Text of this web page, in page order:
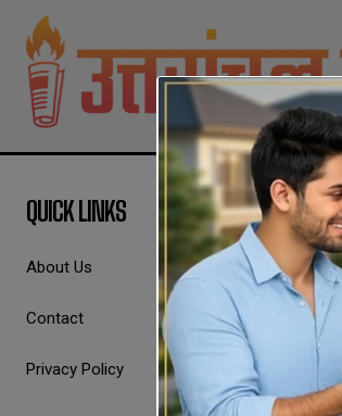
QUICK LINKS
About Us
Contact
Privacy Policy